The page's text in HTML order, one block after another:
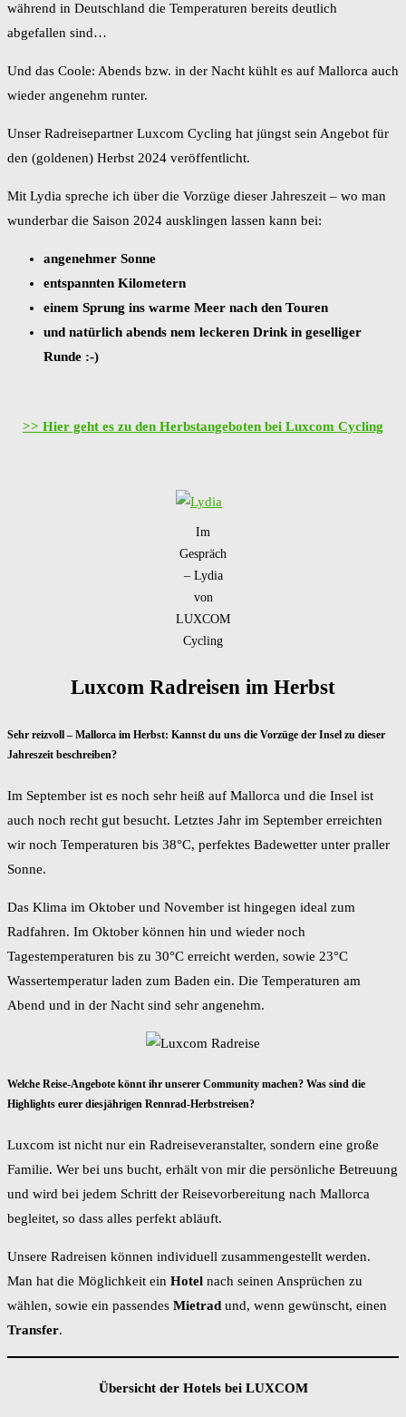
während in Deutschland die Temperaturen bereits deutlich
abgefallen sind…
Und das Coole: Abends bzw. in der Nacht kühlt es auf Mallorca auch
wieder angenehm runter.
Unser Radreisepartner Luxcom Cycling hat jüngst sein Angebot für
den (goldenen) Herbst 2024 veröffentlicht.
Mit Lydia spreche ich über die Vorzüge dieser Jahreszeit – wo man
wunderbar die Saison 2024 ausklingen lassen kann bei:
angenehmer Sonne
entspannten Kilometern
einem Sprung ins warme Meer nach den Touren
und natürlich abends nem leckeren Drink in geselliger
Runde :-)
>> Hier geht es zu den Herbstangeboten bei Luxcom Cycling
Im
Gespräch
– Lydia
von
LUXCOM
Cycling
Luxcom Radreisen im Herbst
Sehr reizvoll – Mallorca im Herbst: Kannst du uns die Vorzüge der Insel zu dieser
Jahreszeit beschreiben?
Im September ist es noch sehr heiß auf Mallorca und die Insel ist
auch noch recht gut besucht. Letztes Jahr im September erreichten
wir noch Temperaturen bis 38°C, perfektes Badewetter unter praller
Sonne.
Das Klima im Oktober und November ist hingegen ideal zum
Radfahren. Im Oktober können hin und wieder noch
Tagestemperaturen bis zu 30°C erreicht werden, sowie 23°C
Wassertemperatur laden zum Baden ein. Die Temperaturen am
Abend und in der Nacht sind sehr angenehm.
Welche Reise-Angebote könnt ihr unserer Community machen? Was sind die
Highlights eurer diesjährigen Rennrad-Herbstreisen?
Luxcom ist nicht nur ein Radreiseveranstalter, sondern eine große
Familie. Wer bei uns bucht, erhält von mir die persönliche Betreuung
und wird bei jedem Schritt der Reisevorbereitung nach Mallorca
begleitet, so dass alles perfekt abläuft.
Unsere Radreisen können individuell zusammengestellt werden.
Man hat die Möglichkeit ein Hotel nach seinen Ansprüchen zu
wählen, sowie ein passendes Mietrad und, wenn gewünscht, einen
Transfer.
Übersicht der Hotels bei LUXCOM